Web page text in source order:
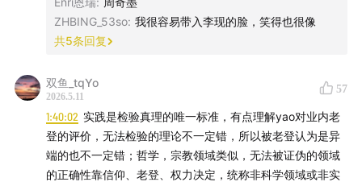
实在变化太快、太出乎意料了。
有一些嘉宾是不方便分享的，也请大家能够包容。
在访谈中，我们尽最大可能和大家一起学习AI。你会收获
姚顺宇在Anthroic和Google Gemini的技术探索历程与思
考洞察。
ZHBING_53so: 我很容易带入李现的脸，笑得也很像
共5条回复
双鱼_tqYo
2026.5.11
57
1:40:02 实践是检验真理的唯一标准，有点理解yao对业内老
登的评价，无法检验的理论不一定错，所以被老登认为是异
端的也不一定错；哲学，宗教领域类似，无法被证伪的领域
的正确性靠信仰、老登、权力决定，统称非科学领域或非实